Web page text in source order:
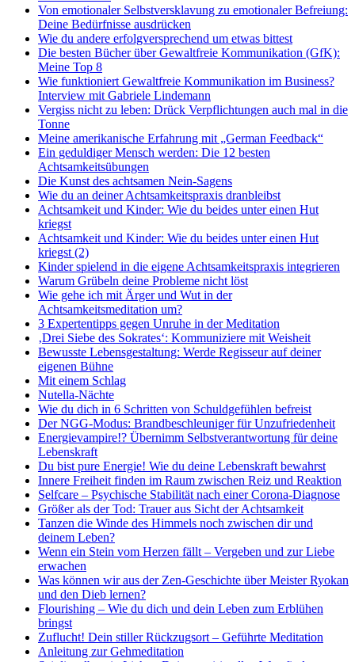
Von emotionaler Selbstversklavung zu emotionaler Befreiung:
Deine Bedürfnisse ausdrücken
Wie du andere erfolgversprechend um etwas bittest
Die besten Bücher über Gewaltfreie Kommunikation (GfK):
Meine Top 8
Wie funktioniert Gewaltfreie Kommunikation im Business?
Interview mit Gabriele Lindemann
Vergiss nicht zu leben: Drück Verpflichtungen auch mal in die
Tonne
Meine amerikanische Erfahrung mit „German Feedback“
Ein geduldiger Mensch werden: Die 12 besten
Achtsamkeitsübungen
Die Kunst des achtsamen Nein-Sagens
Wie du an deiner Achtsamkeitspraxis dranbleibst
Achtsamkeit und Kinder: Wie du beides unter einen Hut
kriegst
Achtsamkeit und Kinder: Wie du beides unter einen Hut
kriegst (2)
Kinder spielend in die eigene Achtsamkeitspraxis integrieren
Warum Grübeln deine Probleme nicht löst
Wie gehe ich mit Ärger und Wut in der
Achtsamkeitsmeditation um?
3 Expertentipps gegen Unruhe in der Meditation
‚Drei Siebe des Sokrates‘: Kommuniziere mit Weisheit
Bewusste Lebensgestaltung: Werde Regisseur auf deiner
eigenen Bühne
Mit einem Schlag
Nutella-Nächte
Wie du dich in 6 Schritten von Schuldgefühlen befreist
Der NGG-Modus: Brandbeschleuniger für Unzufriedenheit
Energievampire!? Übernimm Selbstverantwortung für deine
Lebenskraft
Du bist pure Energie! Wie du deine Lebenskraft bewahrst
Innere Freiheit finden im Raum zwischen Reiz und Reaktion
Selfcare – Psychische Stabilität nach einer Corona-Diagnose
Größer als der Tod: Trauer aus Sicht der Achtsamkeit
Tanzen die Winde des Himmels noch zwischen dir und
deinem Leben?
Wenn ein Stein vom Herzen fällt – Vergeben und zur Liebe
erwachen
Was können wir aus der Zen-Geschichte über Meister Ryokan
und den Dieb lernen?
Flourishing – Wie du dich und dein Leben zum Erblühen
bringst
Zuflucht! Dein stiller Rückzugsort – Geführte Meditation
Anleitung zur Gehmeditation